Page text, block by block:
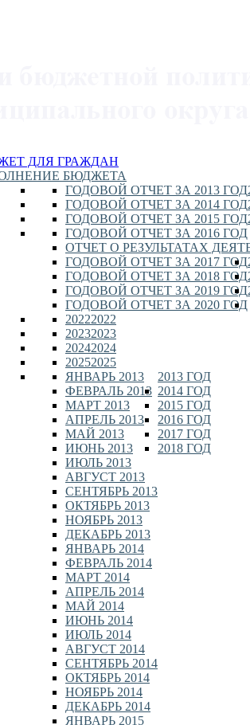
ДЛЯ ГРАЖДАН
БЮДЖЕТА
ГОДОВОЙ ОТЧЕТ ЗА 2013 ГОД
ГОДОВОЙ ОТЧЕТ ЗА 2014 ГОД
ГОДОВОЙ ОТЧЕТ ЗА 2015 ГОД
ГОДОВОЙ ОТЧЕТ ЗА 2016 ГОД
ОТЧЕТ О РЕЗУЛЬТАТАХ
ГОДОВОЙ ОТЧЕТ ЗА 2017 ГОД
ГОДОВОЙ ОТЧЕТ ЗА 2018 ГОД
ГОДОВОЙ ОТЧЕТ ЗА 2019 ГОД
ГОДОВОЙ ОТЧЕТ ЗА 2020 ГОД
2022
2022
2023
2023
2024
2024
2025
2025
2013 ГОД
ЯНВАРЬ 2013
ФЕВРАЛЬ 2013
МАРТ 2013
АПРЕЛЬ 2013
МАЙ 2013
ИЮНЬ 2013
ИЮЛЬ 2013
АВГУСТ 2013
СЕНТЯБРЬ 2013
ОКТЯБРЬ 2013
НОЯБРЬ 2013
ДЕКАБРЬ 2013
2014 ГОД
ЯНВАРЬ 2014
ФЕВРАЛЬ 2014
МАРТ 2014
АПРЕЛЬ 2014
МАЙ 2014
ИЮНЬ 2014
ИЮЛЬ 2014
АВГУСТ 2014
СЕНТЯБРЬ 2014
ОКТЯБРЬ 2014
НОЯБРЬ 2014
ДЕКАБРЬ 2014
2015 ГОД
ЯНВАРЬ 2015
2016 ГОД
2017 ГОД
2018 ГОД